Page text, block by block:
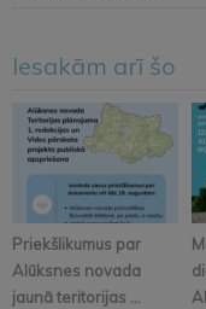
Iesakām arī šo
Priekšlikumus par
Alūksnes novada
jaunā teritorijas ...